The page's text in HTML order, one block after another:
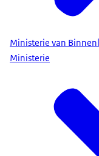
Ministerie van
Ministerie